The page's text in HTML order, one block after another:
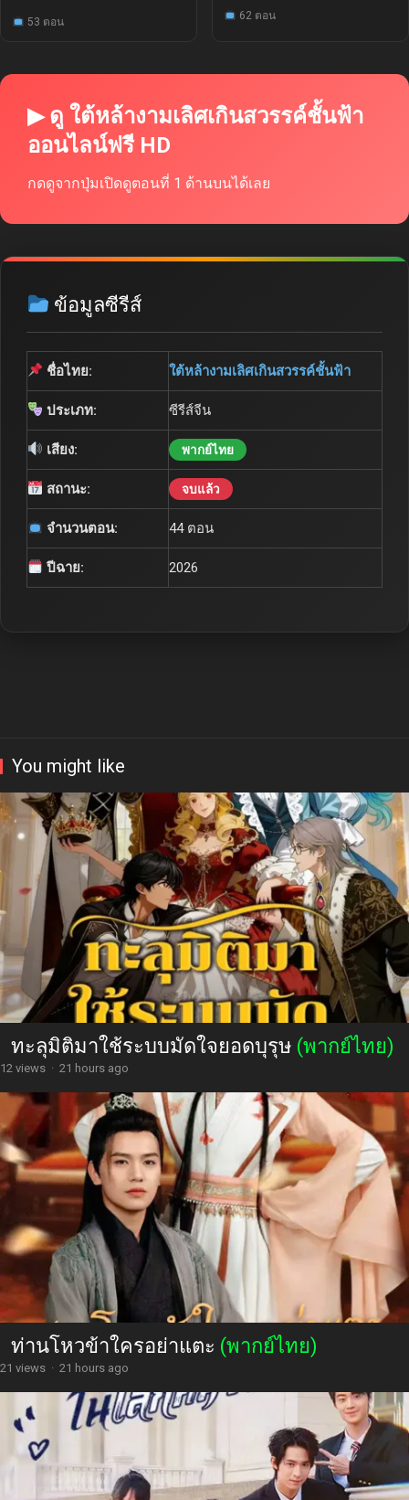
53 ตอน
62 ตอน
▶ ดู ใต้หล้างามเลิศเกินสวรรค์ชั้นฟ้า
ออนไลน์ฟรี HD
กดดูจากปุ่มเปิดดูตอนที่ 1 ด้านบนได้เลย
ข้อมูลซีรีส์
ชื่อไทย: ใต้หล้างามเลิศเกินสวรรค์ชั้นฟ้า
ประเภท: ซีรีส์จีน
เสียง: พากย์ไทย
สถานะ: จบแล้ว
จำนวนตอน: 44 ตอน
ปีฉาย: 2026
You might like
ทะลุมิติมาใช้ระบบมัดใจยอดบุรุษ (พากย์ไทย)
12 views · 21 hours ago
ท่านโหวข้าใครอย่าแตะ (พากย์ไทย)
21 views · 21 hours ago